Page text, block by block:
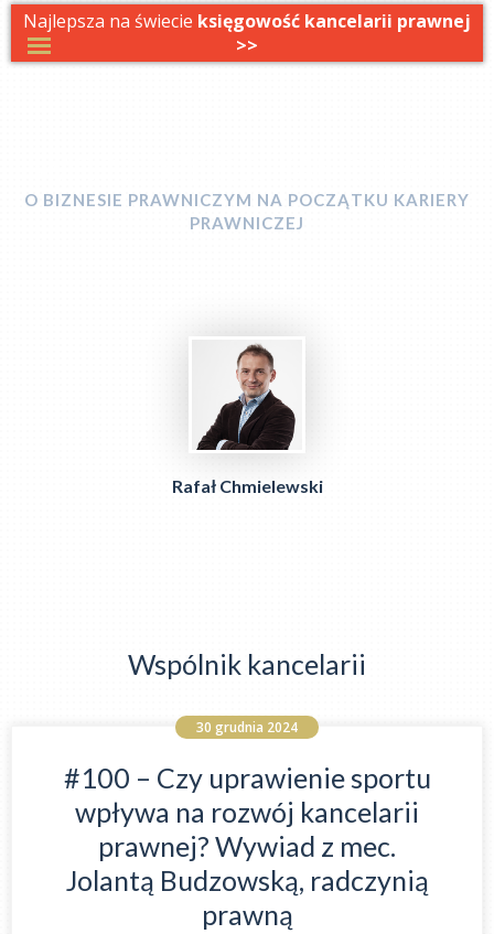
Najlepsza na świecie księgowość kancelarii prawnej
>>
O BIZNESIE PRAWNICZYM NA POCZĄTKU KARIERY
PRAWNICZEJ
Rafał Chmielewski
Wspólnik kancelarii
30 grudnia 2024
#100 – Czy uprawienie sportu
wpływa na rozwój kancelarii
prawnej? Wywiad z mec.
Jolantą Budzowską, radczynią
prawną